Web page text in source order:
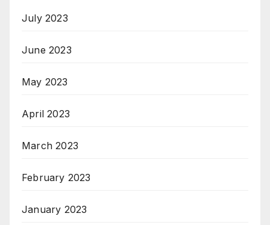
July 2023
June 2023
May 2023
April 2023
March 2023
February 2023
January 2023